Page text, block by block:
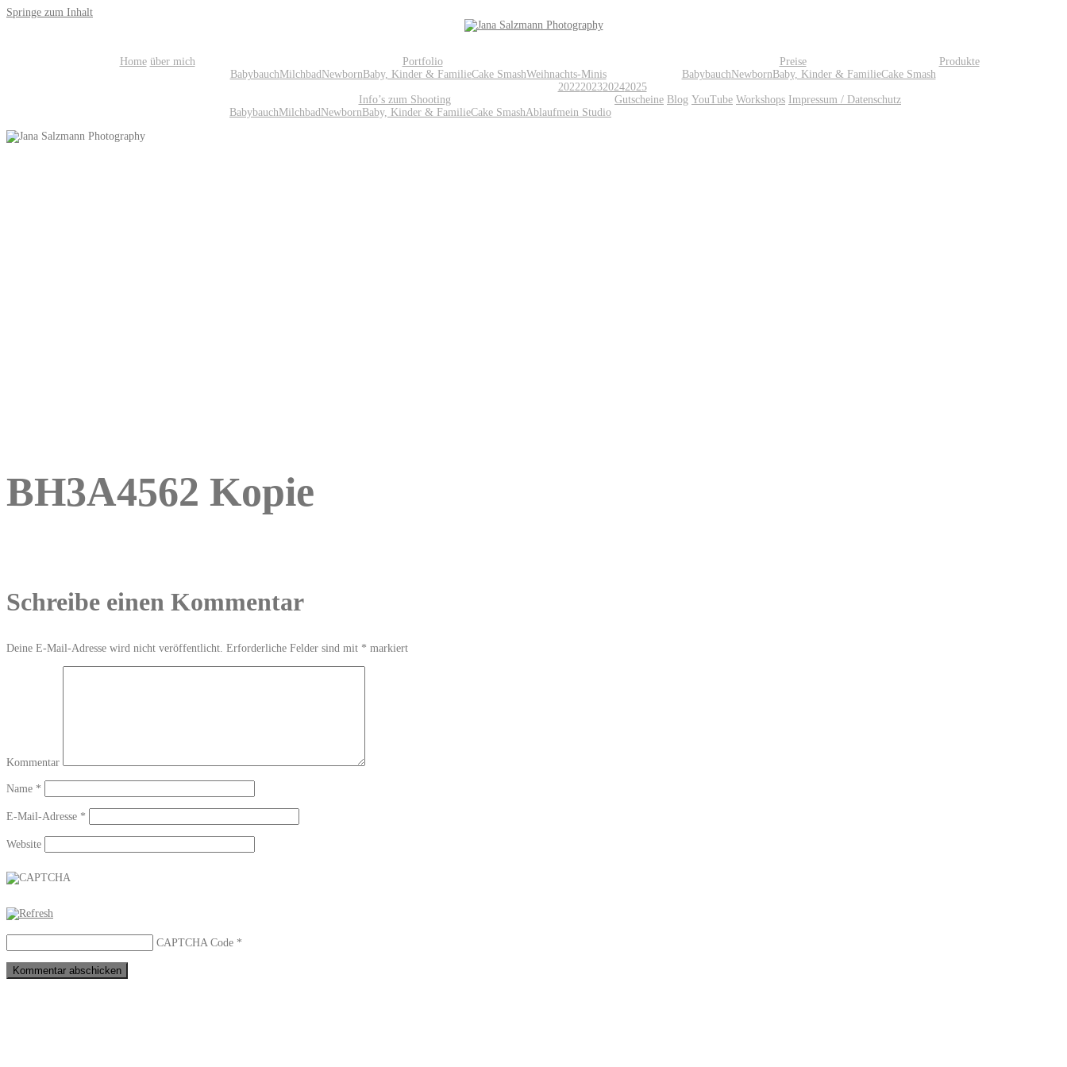
Springe zum Inhalt
Home über mich
Portfolio
BabybauchMilchbadNewbornBaby, Kinder & FamilieCake SmashWeihnachts-Minis
2022202320242025
Preise
BabybauchNewbornBaby, Kinder & FamilieCake Smash
Produkte
Info’s zum Shooting
BabybauchMilchbadNewbornBaby, Kinder & FamilieCake SmashAblaufmein Studio
Gutscheine Blog YouTube Workshops Impressum / Datenschutz
BH3A4562 Kopie
Schreibe einen Kommentar
Deine E-Mail-Adresse wird nicht veröffentlicht. Erforderliche Felder sind mit * markiert
Kommentar
Name *
E-Mail-Adresse *
Website
CAPTCHA Code *